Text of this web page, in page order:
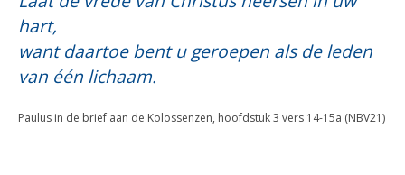
hart,
want daartoe bent u geroepen als de leden
van één lichaam.
Paulus in de brief aan de Kolossenzen, hoofdstuk 3 vers 14-15a (NBV21)